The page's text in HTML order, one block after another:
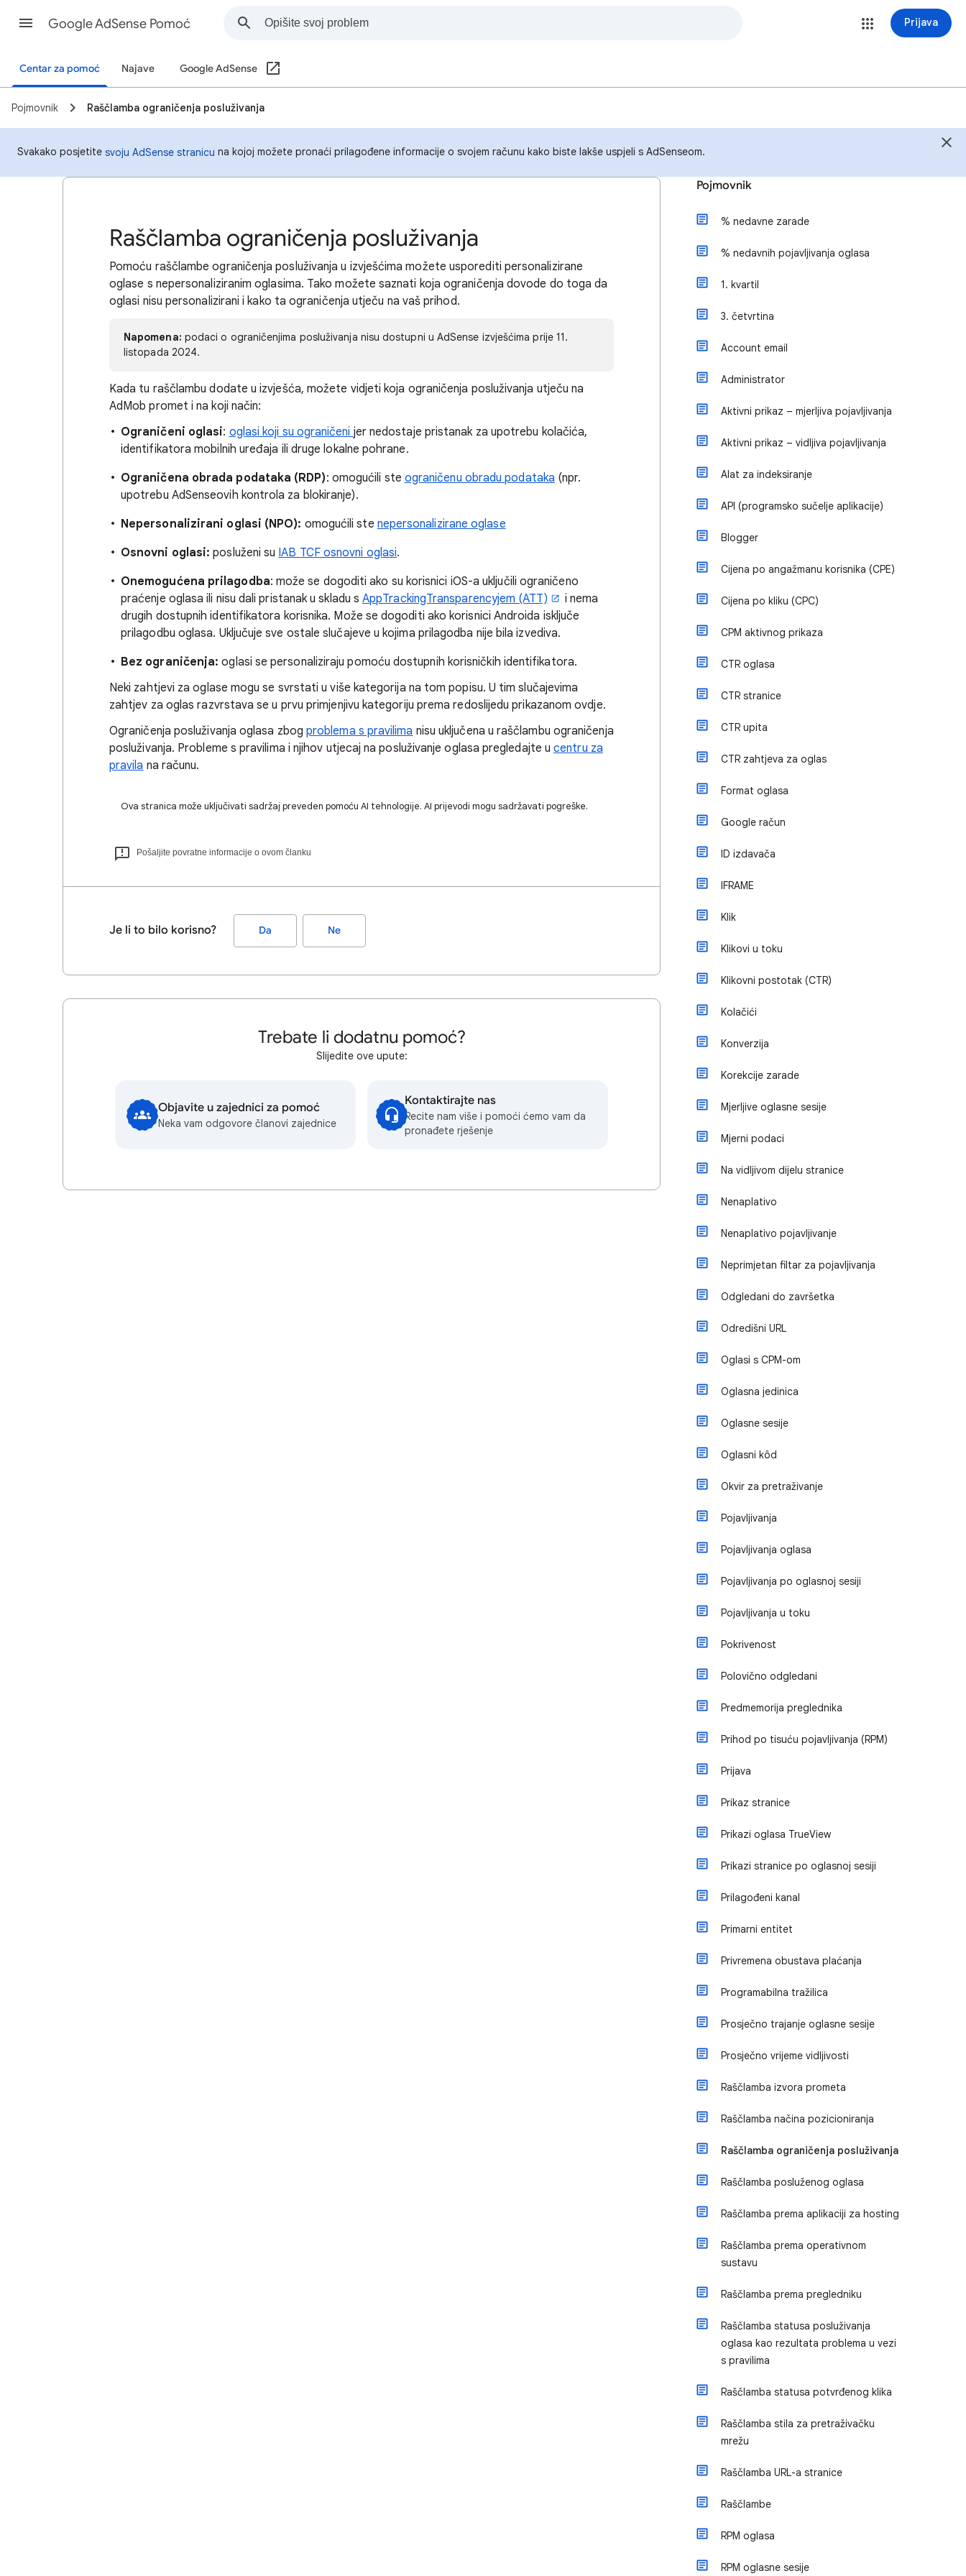
Google AdSense Pomoć Prijava
Centar za pomoć Najave Google AdSense
Pojmovnik Raščlamba ograničenja posluživanja
Svakako posjetite svoju AdSense stranicu na kojoj možete pronaći prilagođene informacije o svojem računu kako biste lakše uspjeli s AdSenseom.
Raščlamba ograničenja posluživanja
Pomoću raščlambe ograničenja posluživanja u izvješćima možete usporediti personalizirane
oglase s nepersonaliziranim oglasima. Tako možete saznati koja ograničenja dovode do toga da
oglasi nisu personalizirani i kako ta ograničenja utječu na vaš prihod.
Napomena: podaci o ograničenjima posluživanja nisu dostupni u AdSense izvješćima prije 11.
listopada 2024.
Kada tu raščlambu dodate u izvješća, možete vidjeti koja ograničenja posluživanja utječu na
AdMob promet i na koji način:
Ograničeni oglasi: oglasi koji su ograničeni jer nedostaje pristanak za upotrebu kolačića,
identifikatora mobilnih uređaja ili druge lokalne pohrane.
Ograničena obrada podataka (RDP): omogućili ste ograničenu obradu podataka (npr.
upotrebu AdSenseovih kontrola za blokiranje).
Nepersonalizirani oglasi (NPO): omogućili ste nepersonalizirane oglase
Osnovni oglasi: posluženi su IAB TCF osnovni oglasi.
Onemogućena prilagodba: može se dogoditi ako su korisnici iOS-a uključili ograničeno
praćenje oglasa ili nisu dali pristanak u skladu sAppTrackingTransparencyjem (ATT)
i nema
drugih dostupnih identifikatora korisnika. Može se dogoditi ako korisnici Androida isključe
prilagodbu oglasa. Uključuje sve ostale slučajeve u kojima prilagodba nije bila izvediva.
Bez ograničenja: oglasi se personaliziraju pomoću dostupnih korisničkih identifikatora.
Neki zahtjevi za oglase mogu se svrstati u više kategorija na tom popisu. U tim slučajevima
zahtjev za oglas razvrstava se u prvu primjenjivu kategoriju prema redoslijedu prikazanom ovdje.
Ograničenja posluživanja oglasa zbog problema s pravilima nisu uključena u raščlambu ograničenja
posluživanja. Probleme s pravilima i njihov utjecaj na posluživanje oglasa pregledajte ucentru za
pravila na računu.
Ova stranica može uključivati sadržaj preveden pomoću AI tehnologije. AI prijevodi mogu sadržavati pogreške.
Pošaljite povratne informacije o ovom članku
Je li to bilo korisno? Da Ne
Trebate li dodatnu pomoć?
Slijedite ove upute:
Objavite u zajednici za pomoć
Neka vam odgovore članovi zajednice
Kontaktirajte nas
Recite nam više i pomoći ćemo vam da
pronađete rješenje
Pojmovnik
% nedavne zarade
% nedavnih pojavljivanja oglasa
1. kvartil
3. četvrtina
Account email
Administrator
Aktivni prikaz – mjerljiva pojavljivanja
Aktivni prikaz – vidljiva pojavljivanja
Alat za indeksiranje
API (programsko sučelje aplikacije)
Blogger
Cijena po angažmanu korisnika (CPE)
Cijena po kliku (CPC)
CPM aktivnog prikaza
CTR oglasa
CTR stranice
CTR upita
CTR zahtjeva za oglas
Format oglasa
Google račun
ID izdavača
IFRAME
Klik
Klikovi u toku
Klikovni postotak (CTR)
Kolačići
Konverzija
Korekcije zarade
Mjerljive oglasne sesije
Mjerni podaci
Na vidljivom dijelu stranice
Nenaplativo
Nenaplativo pojavljivanje
Neprimjetan filtar za pojavljivanja
Odgledani do završetka
Odredišni URL
Oglasi s CPM-om
Oglasna jedinica
Oglasne sesije
Oglasni kôd
Okvir za pretraživanje
Pojavljivanja
Pojavljivanja oglasa
Pojavljivanja po oglasnoj sesiji
Pojavljivanja u toku
Pokrivenost
Polovično odgledani
Predmemorija preglednika
Prihod po tisuću pojavljivanja (RPM)
Prijava
Prikaz stranice
Prikazi oglasa TrueView
Prikazi stranice po oglasnoj sesiji
Prilagođeni kanal
Primarni entitet
Privremena obustava plaćanja
Programabilna tražilica
Prosječno trajanje oglasne sesije
Prosječno vrijeme vidljivosti
Raščlamba izvora prometa
Raščlamba načina pozicioniranja
Raščlamba ograničenja posluživanja
Raščlamba posluženog oglasa
Raščlamba prema aplikaciji za hosting
Raščlamba prema operativnom
sustavu
Raščlamba prema pregledniku
Raščlamba statusa posluživanja
oglasa kao rezultata problema u vezi
s pravilima
Raščlamba statusa potvrđenog klika
Raščlamba stila za pretraživačku
mrežu
Raščlamba URL-a stranice
Raščlambe
RPM oglasa
RPM oglasne sesije